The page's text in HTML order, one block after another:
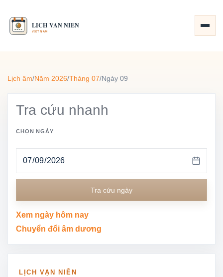
Lịch âm/Năm 2026/Tháng 07/Ngày 09
Tra cứu nhanh
CHỌN NGÀY
Tra cứu ngày
Xem ngày hôm nay
Chuyển đổi âm dương
LỊCH VẠN NIÊN